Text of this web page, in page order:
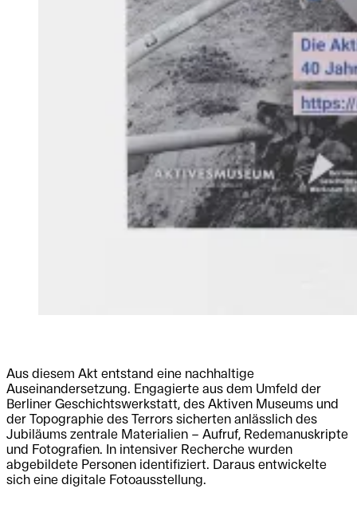
Aus diesem Akt entstand eine nachhaltige
Auseinandersetzung. Engagierte aus dem Umfeld der
Berliner Geschichtswerkstatt, des Aktiven Museums und
der Topographie des Terrors sicherten anlässlich des
Jubiläums zentrale Materialien – Aufruf, Redemanuskripte
und Fotografien. In intensiver Recherche wurden
abgebildete Personen identifiziert. Daraus entwickelte
sich eine digitale Fotoausstellung.